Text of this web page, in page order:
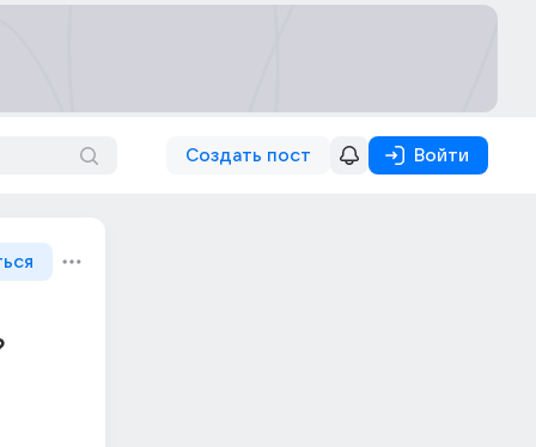
Создать пост Войти